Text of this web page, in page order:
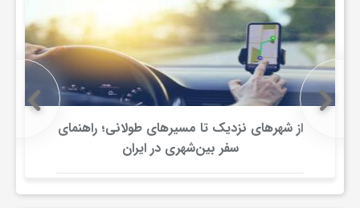
از شهرهای نزدیک تا مسیرهای طولانی؛ راهنمای
سفر بین‌شهری در ایران